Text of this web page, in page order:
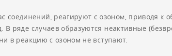
соединений, реагируют с озоном, приводя
В ряде случаев образуются неактивные
в реакцию с озоном не вступают.